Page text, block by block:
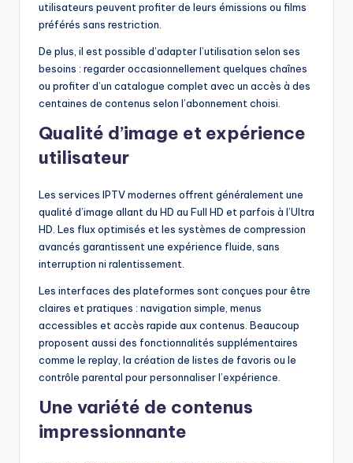
utilisateurs peuvent profiter de leurs émissions ou films
préférés sans restriction.
De plus, il est possible d’adapter l’utilisation selon ses
besoins : regarder occasionnellement quelques chaînes
ou profiter d’un catalogue complet avec un accès à des
centaines de contenus selon l’abonnement choisi.
Qualité d’image et expérience
utilisateur
Les services IPTV modernes offrent généralement une
qualité d’image allant du HD au Full HD et parfois à l’Ultra
HD. Les flux optimisés et les systèmes de compression
avancés garantissent une expérience fluide, sans
interruption ni ralentissement.
Les interfaces des plateformes sont conçues pour être
claires et pratiques : navigation simple, menus
accessibles et accès rapide aux contenus. Beaucoup
proposent aussi des fonctionnalités supplémentaires
comme le replay, la création de listes de favoris ou le
contrôle parental pour personnaliser l’expérience.
Une variété de contenus
impressionnante